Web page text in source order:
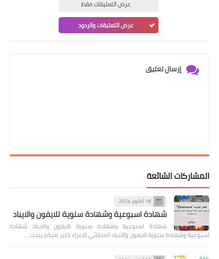
عرض التعليقات فقط
عرض التعليقات والردود
إرسال تعليق
المشاركات الشائعة
18 أكتوبر 2024
شهادة اسبوعية وشهادة سنوية للايفون والايباد
شهادة اسبوعية وشهادة سنوية للايفون والايباد شهادة
اسبوعية وشهادة سنوية للايفون والايباد اصدقائي الاعزاء كثير منكم يبحث …